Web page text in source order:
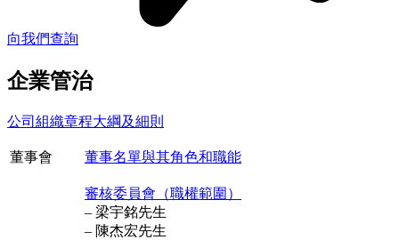
向我們查詢
企業管治
公司組織章程大綱及細則
董事會 董事名單與其角色和職能
審核委員會（職權範圍）
– 梁宇銘先生
– 陳杰宏先生